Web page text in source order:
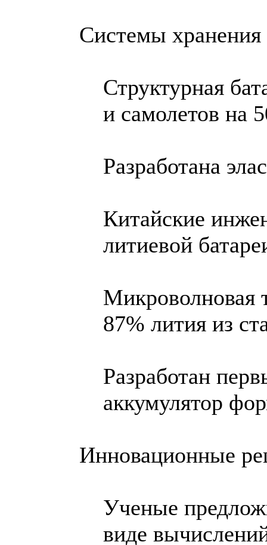
Системы хранения
Структурная
и самолетов на
Разработана
Китайские
литиевой
Микроволновая
87% лития из
Разработан
аккумулятор
Инновационные
Ученые
виде